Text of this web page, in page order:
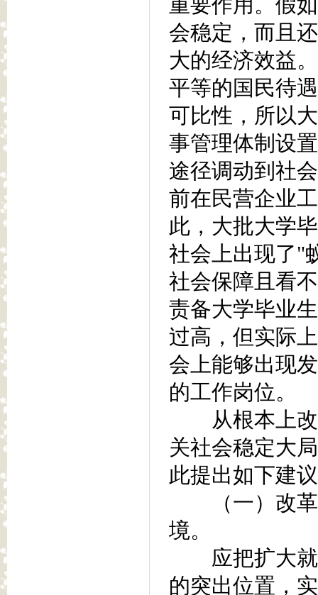
重要作用。假
会稳定，而且
大的经济效益
平等的国民待
可比性，所以
事管理体制设
途径调动到社
前在民营企业
此，大批大学
社会上出现了"
社会保障且看
责备大学毕业
过高，但实际
会上能够出现
的工作岗位。
从根本上改
关社会稳定大
此提出如下建
（一）改革
境。
应把扩大就
的突出位置，